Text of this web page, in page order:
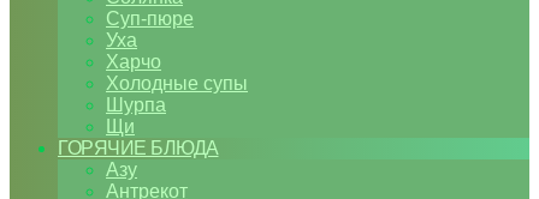
Суп-пюре
Уха
Харчо
Холодные супы
Шурпа
Щи
ГОРЯЧИЕ БЛЮДА
Азу
Антрекот